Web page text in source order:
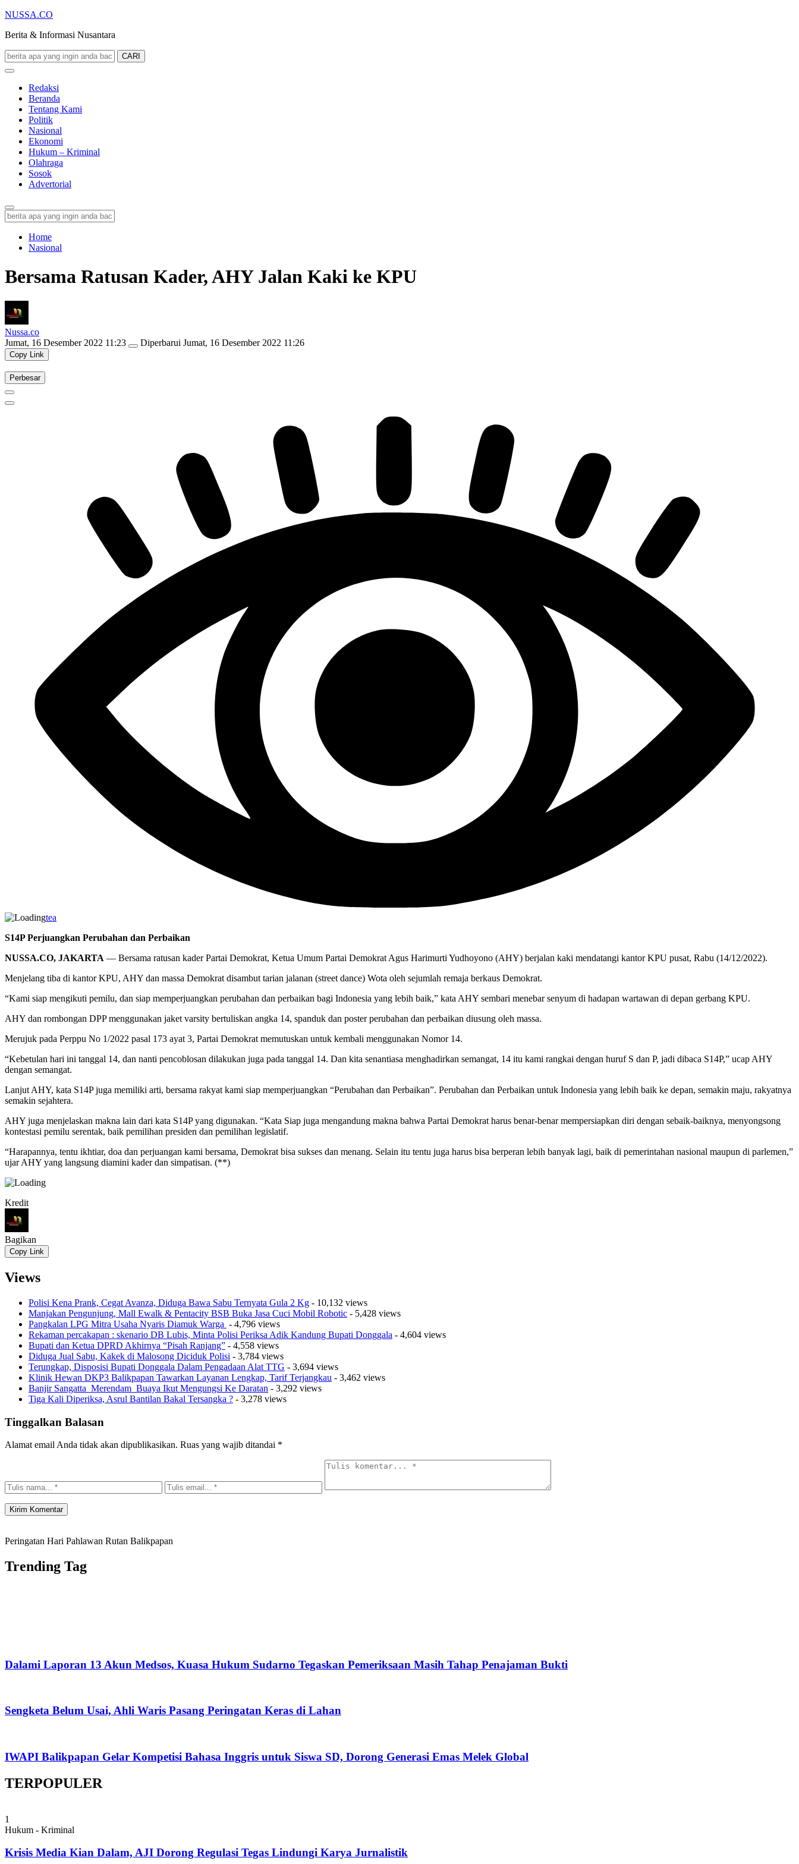
NUSSA.CO
Berita & Informasi Nusantara
CARI
Redaksi
Beranda
Tentang Kami
Politik
Nasional
Ekonomi
Hukum – Kriminal
Olahraga
Sosok
Advertorial
Home
Nasional
Bersama Ratusan Kader, AHY Jalan Kaki ke KPU
Nussa.co
Jumat, 16 Desember 2022 11:23
Diperbarui Jumat, 16 Desember 2022 11:26
Copy Link
Perbesar
tea
S14P Perjuangkan Perubahan dan Perbaikan
NUSSA.CO, JAKARTA — Bersama ratusan kader Partai Demokrat, Ketua Umum Partai Demokrat Agus Harimurti Yudhoyono (AHY) berjalan kaki mendatangi kantor KPU pusat, Rabu (14/12/2022).
Menjelang tiba di kantor KPU, AHY dan massa Demokrat disambut tarian jalanan (street dance) Wota oleh sejumlah remaja berkaus Demokrat.
“Kami siap mengikuti pemilu, dan siap memperjuangkan perubahan dan perbaikan bagi Indonesia yang lebih baik,” kata AHY sembari menebar senyum di hadapan wartawan di depan gerbang KPU.
AHY dan rombongan DPP menggunakan jaket varsity bertuliskan angka 14, spanduk dan poster perubahan dan perbaikan diusung oleh massa.
Merujuk pada Perppu No 1/2022 pasal 173 ayat 3, Partai Demokrat memutuskan untuk kembali menggunakan Nomor 14.
“Kebetulan hari ini tanggal 14, dan nanti pencoblosan dilakukan juga pada tanggal 14. Dan kita senantiasa menghadirkan semangat, 14 itu kami rangkai dengan huruf S dan P, jadi dibaca S14P,” ucap AHY
dengan semangat.
Lanjut AHY, kata S14P juga memiliki arti, bersama rakyat kami siap memperjuangkan “Perubahan dan Perbaikan”. Perubahan dan Perbaikan untuk Indonesia yang lebih baik ke depan, semakin maju, rakyatnya
semakin sejahtera.
AHY juga menjelaskan makna lain dari kata S14P yang digunakan. “Kata Siap juga mengandung makna bahwa Partai Demokrat harus benar-benar mempersiapkan diri dengan sebaik-baiknya, menyongsong
kontestasi pemilu serentak, baik pemilihan presiden dan pemilihan legislatif.
“Harapannya, tentu ikhtiar, doa dan perjuangan kami bersama, Demokrat bisa sukses dan menang. Selain itu tentu juga harus bisa berperan lebih banyak lagi, baik di pemerintahan nasional maupun di parlemen,”
ujar AHY yang langsung diamini kader dan simpatisan. (**)
Kredit
Bagikan
Copy Link
Views
Polisi Kena Prank, Cegat Avanza, Diduga Bawa Sabu Ternyata Gula 2 Kg - 10,132 views
Manjakan Pengunjung, Mall Ewalk & Pentacity BSB Buka Jasa Cuci Mobil Robotic - 5,428 views
Pangkalan LPG Mitra Usaha Nyaris Diamuk Warga - 4,796 views
Rekaman percakapan : skenario DB Lubis, Minta Polisi Periksa Adik Kandung Bupati Donggala - 4,604 views
Bupati dan Ketua DPRD Akhirnya “Pisah Ranjang” - 4,558 views
Diduga Jual Sabu, Kakek di Malosong Diciduk Polisi - 3,784 views
Terungkap, Disposisi Bupati Donggala Dalam Pengadaan Alat TTG - 3,694 views
Klinik Hewan DKP3 Balikpapan Tawarkan Layanan Lengkap, Tarif Terjangkau - 3,462 views
Banjir Sangatta Merendam Buaya Ikut Mengungsi Ke Daratan - 3,292 views
Tiga Kali Diperiksa, Asrul Bantilan Bakal Tersangka ? - 3,278 views
Tinggalkan Balasan
Alamat email Anda tidak akan dipublikasikan. Ruas yang wajib ditandai *
Peringatan Hari Pahlawan Rutan Balikpapan
Trending Tag
Dalami Laporan 13 Akun Medsos, Kuasa Hukum Sudarno Tegaskan Pemeriksaan Masih Tahap Penajaman Bukti
Sengketa Belum Usai, Ahli Waris Pasang Peringatan Keras di Lahan
IWAPI Balikpapan Gelar Kompetisi Bahasa Inggris untuk Siswa SD, Dorong Generasi Emas Melek Global
TERPOPULER
1
Hukum - Kriminal
Krisis Media Kian Dalam, AJI Dorong Regulasi Tegas Lindungi Karya Jurnalistik